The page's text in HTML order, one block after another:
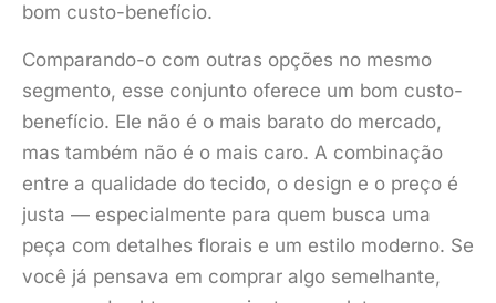
bom custo-benefício.
Comparando-o com outras opções no mesmo
segmento, esse conjunto oferece um bom custo-
benefício. Ele não é o mais barato do mercado,
mas também não é o mais caro. A combinação
entre a qualidade do tecido, o design e o preço é
justa — especialmente para quem busca uma
peça com detalhes florais e um estilo moderno. Se
você já pensava em comprar algo semelhante,